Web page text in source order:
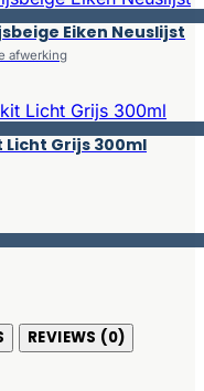
Eiken Neuslijst
afwerking
Licht Grijs 300ml
REVIEWS (0)